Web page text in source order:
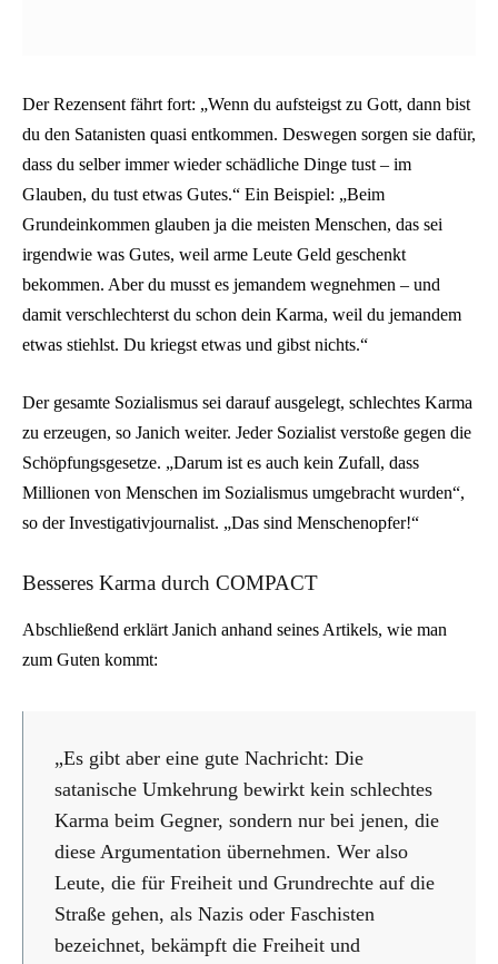
Der Rezensent fährt fort: „Wenn du aufsteigst zu Gott, dann bist
du den Satanisten quasi entkommen. Deswegen sorgen sie dafür,
dass du selber immer wieder schädliche Dinge tust – im
Glauben, du tust etwas Gutes.“ Ein Beispiel: „Beim
Grundeinkommen glauben ja die meisten Menschen, das sei
irgendwie was Gutes, weil arme Leute Geld geschenkt
bekommen. Aber du musst es jemandem wegnehmen – und
damit verschlechterst du schon dein Karma, weil du jemandem
etwas stiehlst. Du kriegst etwas und gibst nichts.“
Der gesamte Sozialismus sei darauf ausgelegt, schlechtes Karma
zu erzeugen, so Janich weiter. Jeder Sozialist verstoße gegen die
Schöpfungsgesetze. „Darum ist es auch kein Zufall, dass
Millionen von Menschen im Sozialismus umgebracht wurden“,
so der Investigativjournalist. „Das sind Menschenopfer!“
Besseres Karma durch COMPACT
Abschließend erklärt Janich anhand seines Artikels, wie man
zum Guten kommt:
„Es gibt aber eine gute Nachricht: Die
satanische Umkehrung bewirkt kein schlechtes
Karma beim Gegner, sondern nur bei jenen, die
diese Argumentation übernehmen. Wer also
Leute, die für Freiheit und Grundrechte auf die
Straße gehen, als Nazis oder Faschisten
bezeichnet, bekämpft die Freiheit und